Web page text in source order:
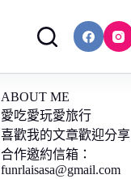
ABOUT ME
愛吃愛玩愛旅行
喜歡我的文章歡迎分享
合作邀約信箱：
funrlaisasa@gmail.com